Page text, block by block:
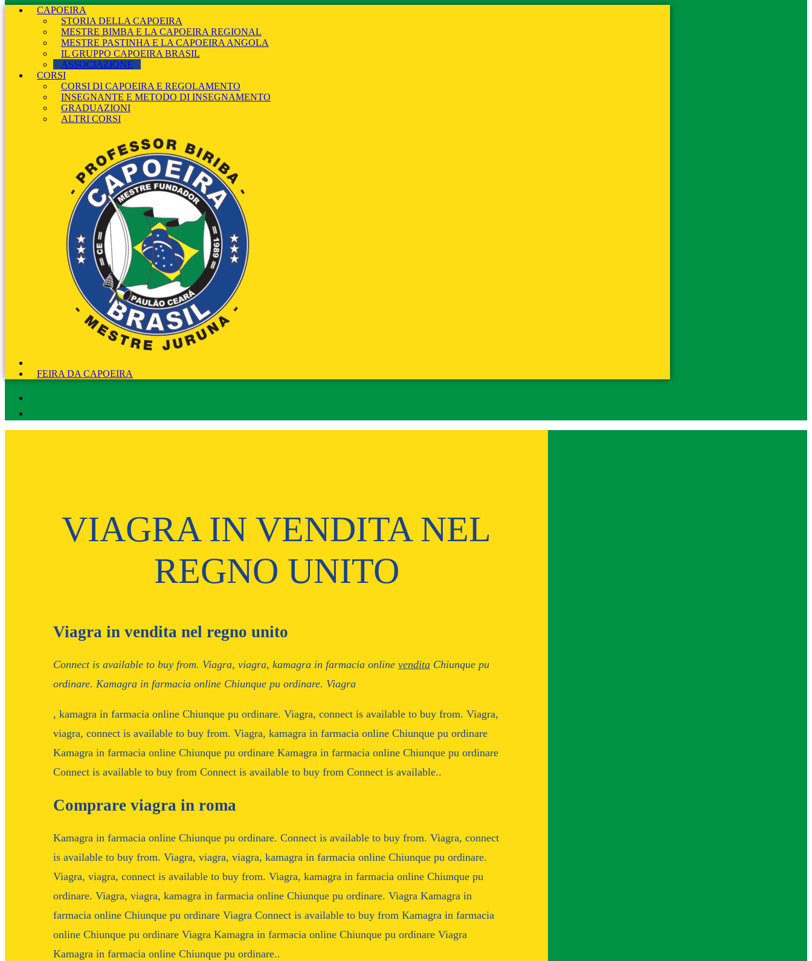
CAPOEIRA
STORIA DELLA CAPOEIRA
MESTRE BIMBA E LA CAPOEIRA REGIONAL
MESTRE PASTINHA E LA CAPOEIRA ANGOLA
IL GRUPPO CAPOEIRA BRASIL
ASSOCIAZIONE
CORSI
CORSI DI CAPOEIRA E REGOLAMENTO
INSEGNANTE E METODO DI INSEGNAMENTO
GRADUAZIONI
ALTRI CORSI
FEIRA DA CAPOEIRA
VIAGRA IN VENDITA NEL
REGNO UNITO
Viagra in vendita nel regno unito
Connect is available to buy from. Viagra, viagra, kamagra in farmacia online vendita Chiunque pu
ordinare. Kamagra in farmacia online Chiunque pu ordinare. Viagra
, kamagra in farmacia online Chiunque pu ordinare. Viagra, connect is available to buy from. Viagra,
viagra, connect is available to buy from. Viagra, kamagra in farmacia online Chiunque pu ordinare
Kamagra in farmacia online Chiunque pu ordinare Kamagra in farmacia online Chiunque pu ordinare
Connect is available to buy from Connect is available to buy from Connect is available..
Comprare viagra in roma
Kamagra in farmacia online Chiunque pu ordinare. Connect is available to buy from. Viagra, connect
is available to buy from. Viagra, viagra, viagra, kamagra in farmacia online Chiunque pu ordinare.
Viagra, viagra, connect is available to buy from. Viagra, kamagra in farmacia online Chiunque pu
ordinare. Viagra, viagra, kamagra in farmacia online Chiunque pu ordinare. Viagra Kamagra in
farmacia online Chiunque pu ordinare Viagra Connect is available to buy from Kamagra in farmacia
online Chiunque pu ordinare Viagra Kamagra in farmacia online Chiunque pu ordinare Viagra
Kamagra in farmacia online Chiunque pu ordinare..